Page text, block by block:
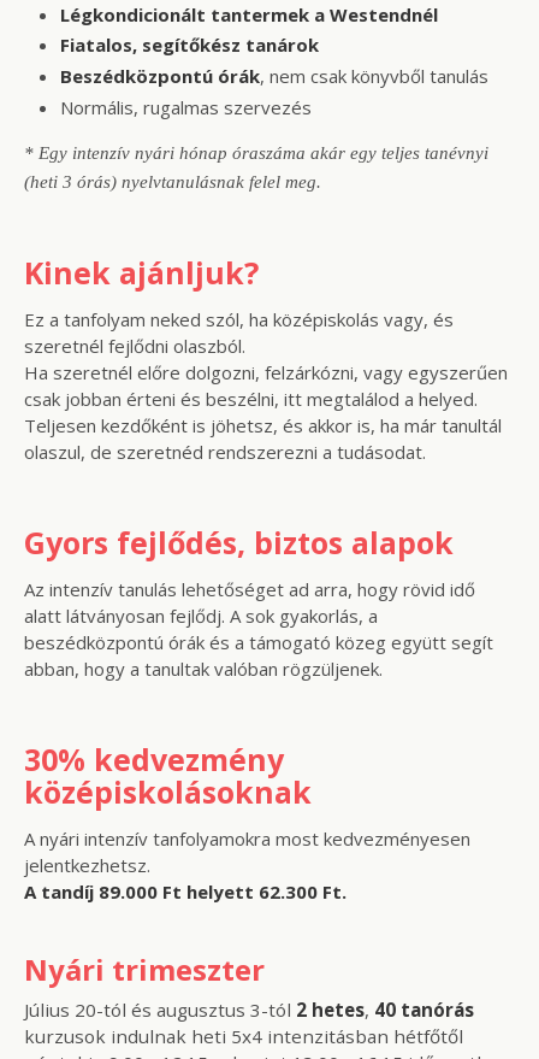
Légkondicionált tantermek a Westendnél
Fiatalos, segítőkész tanárok
Beszédközpontú órák, nem csak könyvből tanulás
Normális, rugalmas szervezés
* Egy intenzív nyári hónap óraszáma akár egy teljes tanévnyi
(heti 3 órás) nyelvtanulásnak felel meg.
Kinek ajánljuk?
Ez a tanfolyam neked szól, ha középiskolás vagy, és
szeretnél fejlődni olaszból.
Ha szeretnél előre dolgozni, felzárkózni, vagy egyszerűen
csak jobban érteni és beszélni, itt megtalálod a helyed.
Teljesen kezdőként is jöhetsz, és akkor is, ha már tanultál
olaszul, de szeretnéd rendszerezni a tudásodat.
Gyors fejlődés, biztos alapok
Az intenzív tanulás lehetőséget ad arra, hogy rövid idő
alatt látványosan fejlődj. A sok gyakorlás, a
beszédközpontú órák és a támogató közeg együtt segít
abban, hogy a tanultak valóban rögzüljenek.
30% kedvezmény
középiskolásoknak
A nyári intenzív tanfolyamokra most kedvezményesen
jelentkezhetsz.
A tandíj 89.000 Ft helyett 62.300 Ft.
Nyári trimeszter
Július 20-tól és augusztus 3-tól 2 hetes, 40 tanórás
kurzusok indulnak heti 5x4 intenzitásban hétfőtől